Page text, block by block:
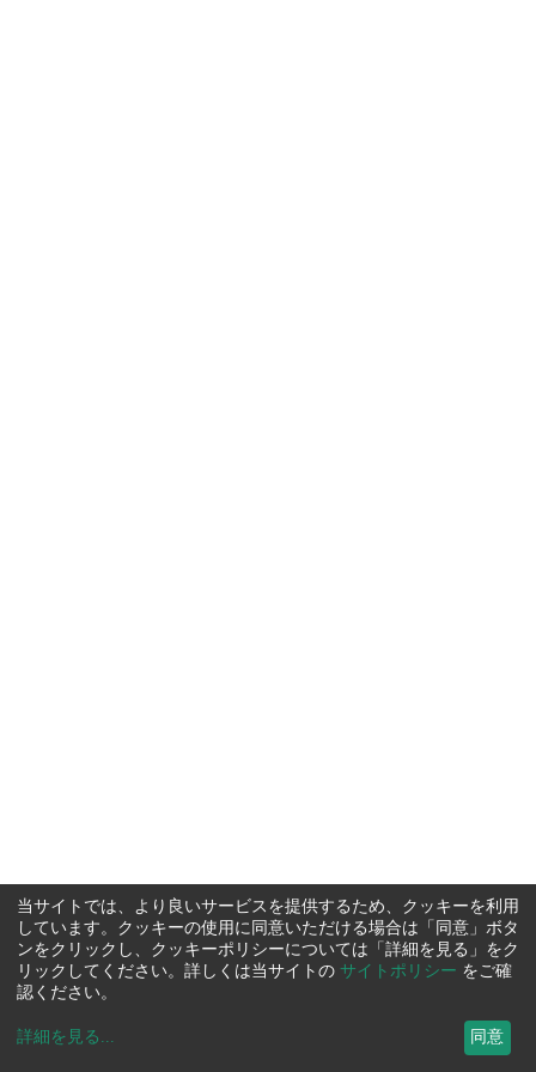
当サイトでは、より良いサービスを提供するため、クッキーを利用
しています。クッキーの使用に同意いただける場合は「同意」ボタ
ンをクリックし、クッキーポリシーについては「詳細を見る」をク
リックしてください。詳しくは当サイトの サイトポリシー をご確
認ください。
詳細を見る ... 同意